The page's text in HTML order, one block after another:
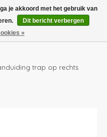
besteld, volgende dag in huis!
Verlanglijst
trap op rechts
je akkoord met het gebruik van
Dit bericht verbergen
»